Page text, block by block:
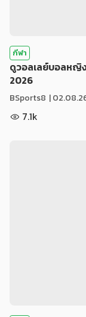
กีฬา
ดูวอลเลย์บอลหญิ
2026
BSports8 |
7.1k